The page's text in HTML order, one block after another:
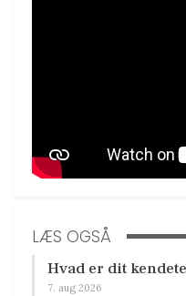
LÆS OGSÅ
Hvad er dit
7. aug 2026